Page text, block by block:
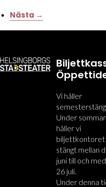
Nästa →
Vi håller
Under
håller vi
biljettkontoret
stängt mellan
juni till och
26 juli.
Under denna